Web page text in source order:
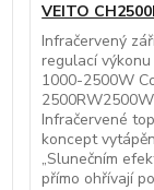
VEITO
Infračervený
regulací
1000-2500W
Infračervené
koncept
„Slunečním
přímo ohřívají